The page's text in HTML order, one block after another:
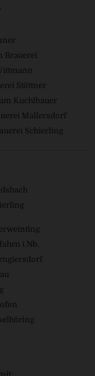
Brauerei
Stöttner
Kuchlbauer
Mallersdorf
Schierling
i.Nb.